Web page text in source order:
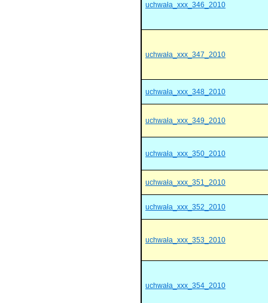
uchwała_xxx_346_2010
uchwała_xxx_347_2010
uchwała_xxx_348_2010
uchwała_xxx_349_2010
uchwała_xxx_350_2010
uchwała_xxx_351_2010
uchwała_xxx_352_2010
uchwała_xxx_353_2010
uchwała_xxx_354_2010